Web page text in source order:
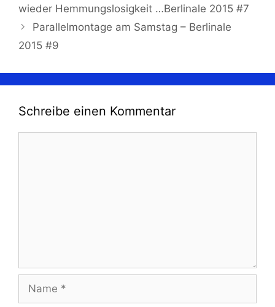
wieder Hemmungslosigkeit …Berlinale 2015 #7
Parallelmontage am Samstag – Berlinale
2015 #9
Schreibe einen Kommentar